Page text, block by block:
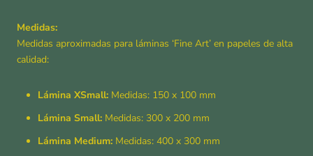
Medidas:
Medidas aproximadas para láminas ‘Fine Art’ en papeles de alta
calidad:
Lámina XSmall: Medidas: 150 x 100 mm
Lámina Small: Medidas: 300 x 200 mm
Lámina Medium: Medidas: 400 x 300 mm